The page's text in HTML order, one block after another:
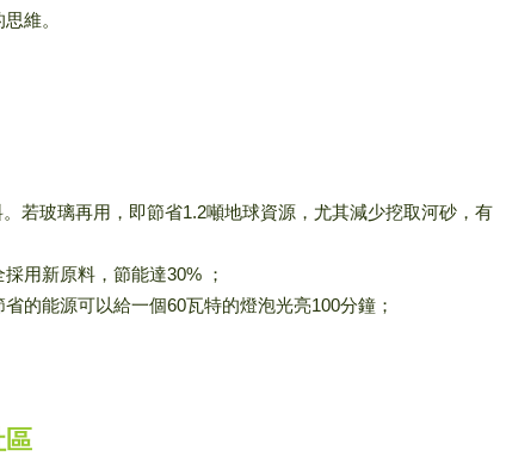
維。
若玻璃再用，即節省1.2噸地球資源，尤其減少挖取河砂，有
用新原料，節能達30% ；
的能源可以給一個60瓦特的燈泡光亮100分鐘；
區